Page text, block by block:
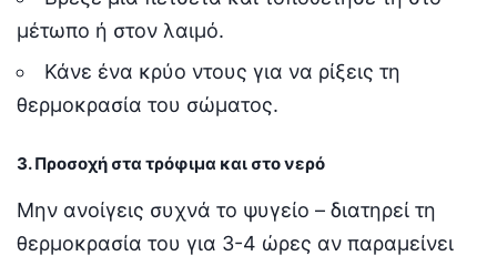
μέτωπο ή στον λαιμό.
Κάνε ένα κρύο ντους για να ρίξεις τη
θερμοκρασία του σώματος.
3. Προσοχή στα τρόφιμα και στο νερό
Μην ανοίγεις συχνά το ψυγείο – διατηρεί τη
θερμοκρασία του για 3-4 ώρες αν παραμείνει